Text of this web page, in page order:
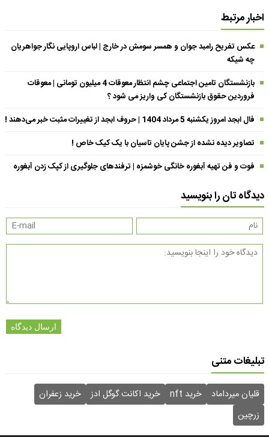
اخبار مرتبط
عکس تفریح رامبد جوان و همسر سومش در خارج | لباس اروپایی نگار جواهریان
چه شیکه
بازنشستگان تامین اجتماعی چشم انتظار معوقات 4 میلیون تومانی | معوقات
فروردین حقوق بازنشستگان کی واریز می شود ؟
فال ابجد امروز یکشنبه 5 مرداد 1404 | حروف ابجد از تغییرات مثبت خبر می‌دهند !
تصاویر دیده نشده از جشن پایان تاسیان با یک کیک خاص !
فوت و فن تهیه آبغوره خانگی خوشمزه | ترفندهای جلوگیری از کپک زدن آبغوره
دیدگاه تان را بنویسید
ارسال دیدگاه
تبلیغات متنی
قلیان میرداماد خرید nft خرید اکانت گوگل ادز
خرید زعفران
زرچین